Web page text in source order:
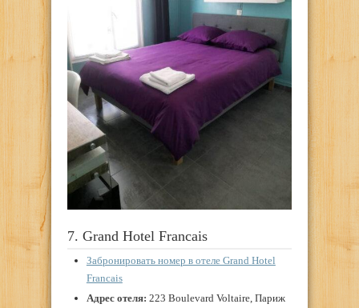
7. Grand Hotel Francais
Забронировать номер в отеле Grand Hotel
Francais
Адрес отеля: 223 Boulevard Voltaire, Париж